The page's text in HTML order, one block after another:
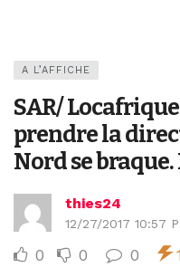
A L’AFFICHE
SAR/
prendre la
Nord se
thies24
12/27/2017 10:57
0 0 0